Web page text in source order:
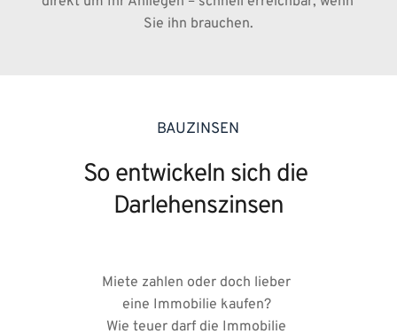
Sie ihn brauchen.
BAUZINSEN
So entwickeln sich die
Darlehenszinsen
Miete zahlen oder doch lieber
eine Immobilie kaufen?
Wie teuer darf die Immobilie